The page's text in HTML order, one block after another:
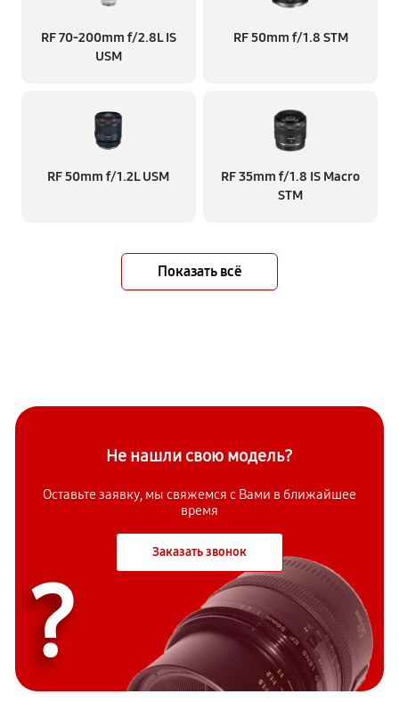
RF 70‑200mm f/2.8L IS
USM
RF 50mm f/1.8 STM
RF 50mm f/1.2L USM
RF 35mm f/1.8 IS Macro
STM
Показать всё
Не нашли свою модель?
Оставьте заявку, мы свяжемся с Вами в ближайшее
время
Заказать звонок
?